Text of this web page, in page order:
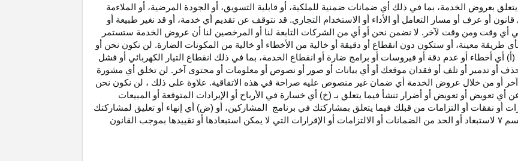
بعروض الخدمة، بما في ذلك أي ضمانات ضمنية للملكية، أو قابلية التسويق، أو الجودة المرضية، أو الملاءمة
أو عرف أو مسار التعامل أو الأداء أو الاستخدام التجاري. قد نتوقف عن تقديم أي خدمة، أو قد نغير طبيعة أو
وقت ومن وقت لآخر. لا نضمن نحن أو أي من الشركات التابعة لنا أو المرخصين لنا أن عروض الخدمة ستستمر
طريقة معينة، أو ستكون دون انقطاع أو دقيقة أو خالية من الأخطاء أو خالية من المكونات الضارة. لن نكون نحن أو
أي أخطاء أو عدم دقة أو فيروسات أو برامج ضارة أو انقطاع الخدمة، بما في ذلك انقطاع
التيار الكهربائي أو فشل
حذف أو تدمير أو تلف أو فقدان موقعك أو أي بيانات أو صور أو نصوص أو معلومات أو محتوى آخر. لن تخلق أي مشورة
أو من خلال عروض الخدمة أي ضمان غير منصوص عليه صراحة في هذه الاتفاقية. علاوة على ذلك ، لن نكون نحن
أي تعويض أو تعويض أو أضرار تنشأ فيما يتعلق بـ (خ) أي خسارة في
الأرباح أو الإيرادات المتوقعة أو المبيعات
أو نفقات أو التزامات من قبلك فيما يتعلق بمشاركتك في برنامج المشاركين، أو (ض) أي إنهاء أو تعليق لمشاركتك
۷ لاستبعاد أو الحد من الضمانات أو الالتزامات أو الإقرارات التي لا يمكن استبعادها أو تقييدها بموجب القانون